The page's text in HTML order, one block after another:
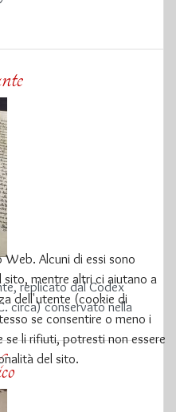
replicato dal Codex
circa) conservato nella
Alcuni di essi sono
sito, mentre altri ci aiutano a
dell'utente (cookie di
se consentire o meno i
se li rifiuti, potresti non essere
del sito.